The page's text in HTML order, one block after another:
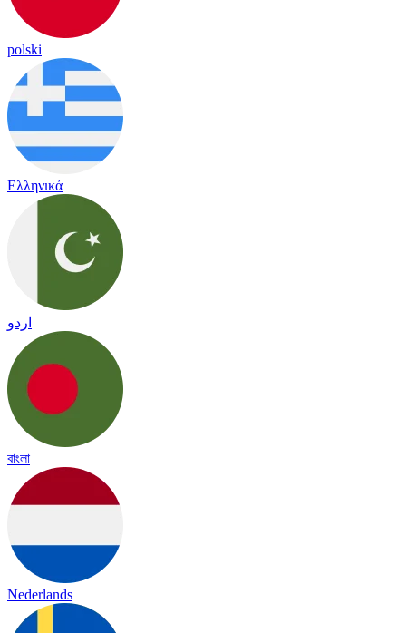
polski
Ελληνικά
اردو
বাংলা
Nederlands